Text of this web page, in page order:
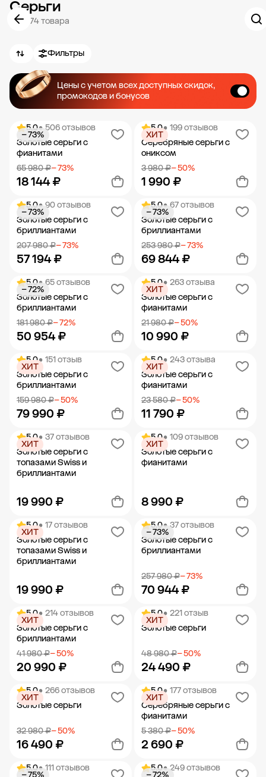
Серьги
6 574 товара
Фильтры
Цены с учетом всех доступных скидок,
промокодов и бонусов
5.0• 506 отзывов
Золотые серьги с
фианитами
65 980 ₽− 73%
18 144 ₽
− 73%
Добавить в корзину
5.0• 199 отзывов
Серебряные серьги с
ониксом
3 980 ₽− 50%
1 990 ₽
ХИТ
Добавить в корзину
5.0• 90 отзывов
Золотые серьги с
бриллиантами
207 980 ₽− 73%
57 194 ₽
− 73%
Добавить в корзину
5.0• 67 отзывов
Золотые серьги с
бриллиантами
253 980 ₽− 73%
69 844 ₽
− 73%
Добавить в корзину
5.0• 65 отзывов
Золотые серьги с
бриллиантами
181 980 ₽− 72%
50 954 ₽
− 72%
Добавить в корзину
5.0• 263 отзыва
Золотые серьги с
фианитами
21 980 ₽− 50%
10 990 ₽
ХИТ
Добавить в корзину
5.0• 151 отзыв
Золотые серьги с
бриллиантами
159 980 ₽− 50%
79 990 ₽
ХИТ
Добавить в корзину
5.0• 243 отзыва
Золотые серьги с
фианитами
23 580 ₽− 50%
11 790 ₽
ХИТ
Добавить в корзину
5.0• 37 отзывов
Золотые серьги с
топазами Swiss и
бриллиантами
19 990 ₽
ХИТ
Добавить в корзину
5.0• 109 отзывов
Золотые серьги с
фианитами
8 990 ₽
ХИТ
Добавить в корзину
5.0• 17 отзывов
Золотые серьги с
топазами Swiss и
бриллиантами
19 990 ₽
ХИТ
Добавить в корзину
5.0• 37 отзывов
Золотые серьги с
бриллиантами
257 980 ₽− 73%
70 944 ₽
− 73%
Добавить в корзину
5.0• 214 отзывов
Золотые серьги с
бриллиантами
41 980 ₽− 50%
20 990 ₽
ХИТ
Добавить в корзину
5.0• 221 отзыв
Золотые серьги
48 980 ₽− 50%
24 490 ₽
ХИТ
Добавить в корзину
5.0• 266 отзывов
Золотые серьги
32 980 ₽− 50%
16 490 ₽
ХИТ
5.0• 177 отзывов
Серебряные серьги с
фианитами
5 380 ₽− 50%
2 690 ₽
ХИТ
5.0• 111 отзывов
− 75%
5.0• 249 отзывов
− 72%